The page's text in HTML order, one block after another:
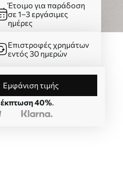
Έτοιμο για παράδοση
σε 1–3 εργάσιμες
ημέρες
Επιστροφές χρημάτων
εντός 30 ημερών
Εμφάνιση τιμής
έκπτωση 40%.